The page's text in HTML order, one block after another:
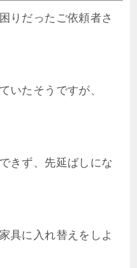
りだったご依頼者さ
いたそうですが、
きず、先延ばしにな
具に入れ替えをしよ